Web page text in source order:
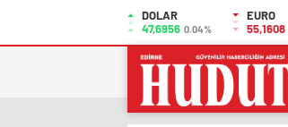
DOLAR
47,6956 0.04%
EURO
55,1608